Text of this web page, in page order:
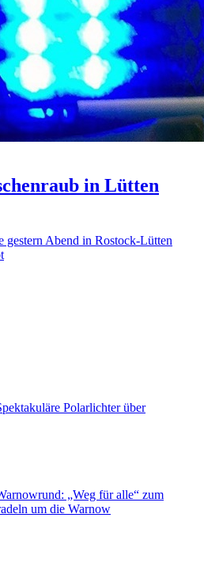
in Lütten
gestern Abend in Rostock-Lütten
Polarlichter über
„Weg für alle“ zum
um die Warnow